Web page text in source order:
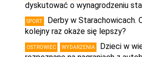
dyskutować o wynagrodzeniu
SPORT
Derby w Starachowicach.
kolejny raz okaże się lepszy?
OSTROWIEC WYDARZENIA
Dzieci w